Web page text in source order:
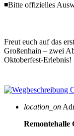
◾Bitte offizielles
Freut euch auf das
Großenhain – zwei
Oktoberfest-Erlebnis!
location_on
Remontehalle